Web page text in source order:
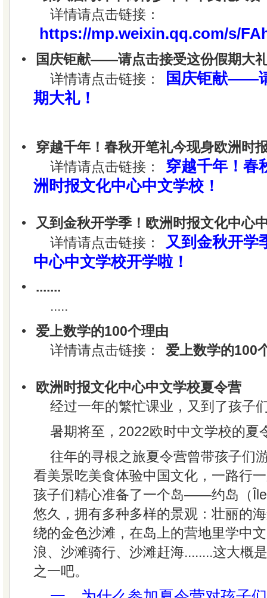
详情请点击链接：
https://mp.weixin.qq.com/s/
•
国庆钜献——请点击接受这份假期大
详情请点击链接：
国庆钜献——
期大礼！
•
穿越千年！春秋开笔礼今现身欧洲时
详情请点击链接：
穿越千年！春
洲时报文化中心中文学校！
•
又到金秋开学季！欧洲时报文化中心
详情请点击链接：
又到金秋开学
中心中文学校开学啦！
•
.......
.....
•
爱上数学的100个理由
详情请点击链接：
爱上数学的100
•
欧洲时报文化中心中文学校夏令营
经过一年的繁忙课业，又到了孩子
暑期将至，2022欧时中文学校的夏
往年的寻根之旅夏令营曾带孩子们
看美景吃美食体验中国文化，一路行
孩子们精心准备了一个岛——约岛（
悠久，拥有多种多样的景观：壮丽的
绕的金色沙滩，在岛上的营地里学中
浪、沙滩骑行、沙滩赶海........这大概
之一吧。